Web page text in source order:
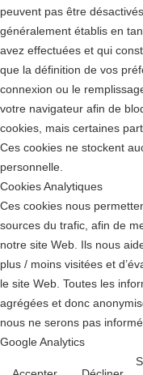
peuvent pas être
généralement établis en
avez effectuées et qui
que la définition de vos
connexion ou le
votre navigateur afin de
cookies, mais certaines
Ces cookies ne stockent
personnelle.
Cookies Analytiques
Ces cookies nous
sources du trafic, afin de
notre site Web. Ils nous
plus / moins visitées et
le site Web. Toutes les
agrégées et donc
nous ne serons pas
Google Analytics